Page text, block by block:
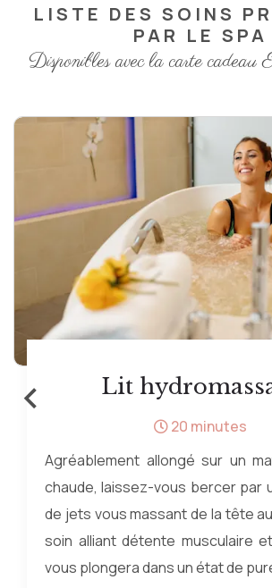
LISTE DES SOINS
PAR LE SPA
Disponibles avec la carte cadeau
Lit
20 minutes
Agréablement allongé sur un
chaude, laissez-vous bercer par
de jets vous massant de la tête
soin alliant détente musculaire
vous plongera dans un état de
‹